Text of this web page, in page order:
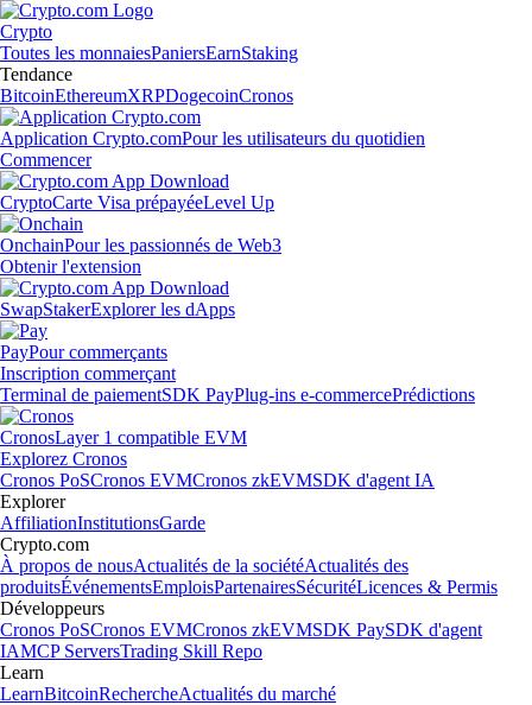
Crypto
Toutes les monnaiesPaniersEarnStaking
Tendance
BitcoinEthereumXRPDogecoinCronos
Application Crypto.comPour les utilisateurs du quotidien
Commencer
CryptoCarte Visa prépayéeLevel Up
OnchainPour les passionnés de Web3
Obtenir l'extension
SwapStakerExplorer les dApps
PayPour commerçants
Inscription commerçant
Terminal de paiementSDK PayPlug-ins e-commercePrédictions
CronosLayer 1 compatible EVM
Explorez Cronos
Cronos PoSCronos EVMCronos zkEVMSDK d'agent IA
Explorer
AffiliationInstitutionsGarde
Crypto.com
À propos de nousActualités de la sociétéActualités des
produitsÉvénementsEmploisPartenairesSécuritéLicences & Permis
Développeurs
Cronos PoSCronos EVMCronos zkEVMSDK PaySDK d'agent
IAMCP ServersTrading Skill Repo
Learn
LearnBitcoinRechercheActualités du marché